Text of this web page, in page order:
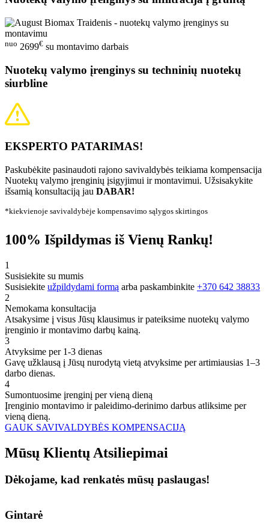
nuo 2699€ su montavimo darbais
Nuotekų valymo įrenginys su techninių nuotekų
siurbline
EKSPERTO PATARIMAS!
Paskubėkite pasinaudoti rajono savivaldybės teikiama kompensacija
Nuotekų valymo įrenginių įsigyjimui ir montavimui. Užsisakykite
išsamią konsultaciją jau DABAR!
*kiekvienoje savivaldybėje kompensavimo sąlygos skirtingos
100% Išpildymas iš Vienų Rankų!
1
Susisiekite su mumis
Susisiekite užpildydami formą arba paskambinkite +370 642 38833
2
Nemokama konsultacija
Atsakysime į visus Jūsų klausimus ir pateiksime nuotekų valymo
įrenginio ir montavimo darbų kainą.
3
Atvyksime per 1-3 dienas
Gavę užklausą į Jūsų nurodytą vietą atvyksime per artimiausias 1–3
darbo dienas.
4
Sumontuosime įrenginį per vieną dieną
Įrenginio montavimo ir paleidimo-derinimo darbus atliksime per
vieną dieną.
GAUK SAVIVALDYBĖS KOMPENSACIJĄ
Mūsų Klientų Atsiliepimai
Dėkojame, kad renkatės mūsų paslaugas!
Gintarė